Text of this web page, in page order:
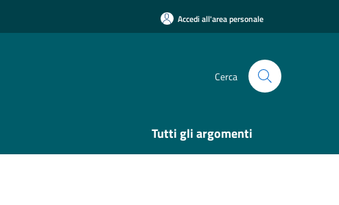
Accedi all'area personale
Cerca
Tutti gli argomenti